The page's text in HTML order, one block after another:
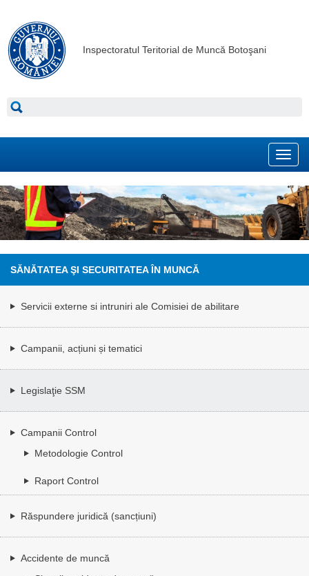
Inspectoratul Teritorial de Muncă Botoşani
SĂNĂTATEA ŞI SECURITATEA ÎN MUNCĂ
Servicii externe si intruniri ale Comisiei de abilitare
Campanii, acțiuni și tematici
Legislaţie SSM
Campanii Control
Metodologie Control
Raport Control
Răspundere juridică (sancțiuni)
Accidente de muncă